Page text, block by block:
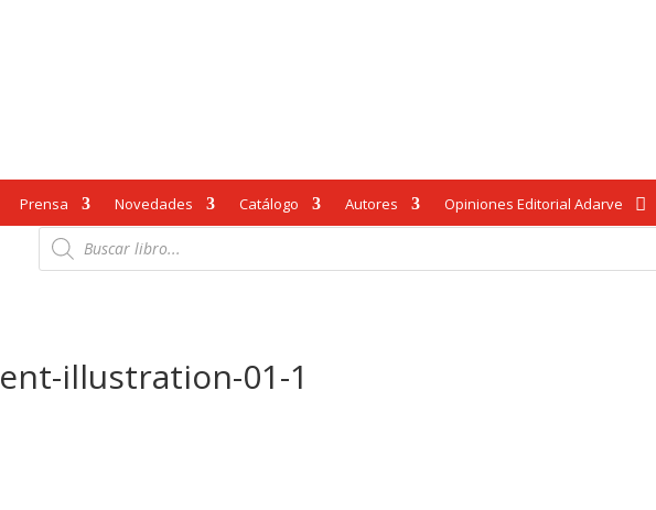
Prensa Novedades Catálogo Autores Opiniones Editorial Adarve
Búsqueda
de
productos
illustration-01-1